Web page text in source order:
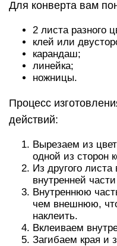
Для конверта вам
2 листа разного
клей или
карандаш;
линейка;
ножницы.
Процесс
действий:
Вырезаем из
одной из сторон
Из другого листа
внутренней
Внутреннюю
чем внешнюю,
наклеить.
Вклеиваем
Загибаем края и